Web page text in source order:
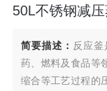
50L不锈钢减
简要描述： 反应
药、燃料及食品等
缩合等工艺过程的